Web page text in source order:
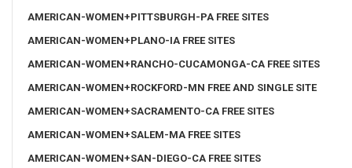
AMERICAN-WOMEN+PITTSBURGH-PA FREE SITES
AMERICAN-WOMEN+PLANO-IA FREE SITES
AMERICAN-WOMEN+RANCHO-CUCAMONGA-CA FREE SITES
AMERICAN-WOMEN+ROCKFORD-MN FREE AND SINGLE SITE
AMERICAN-WOMEN+SACRAMENTO-CA FREE SITES
AMERICAN-WOMEN+SALEM-MA FREE SITES
AMERICAN-WOMEN+SAN-DIEGO-CA FREE SITES